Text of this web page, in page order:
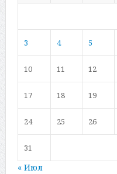
3 4 5
10 11 12
17 18 19
24 25 26
31
« Июл